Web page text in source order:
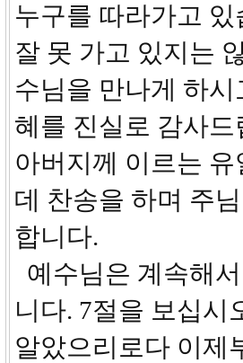
누구를 따라가고
잘 못 가고 있지는
수님을 만나게 하
혜를 진실로 감사
아버지께 이르는
데 찬송을 하며 주
합니다.
예수님은 계속해
니다. 7절을 보십시
알았으리로다 이제